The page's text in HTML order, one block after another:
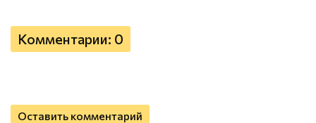
Комментарии: 0
Оставить комментарий